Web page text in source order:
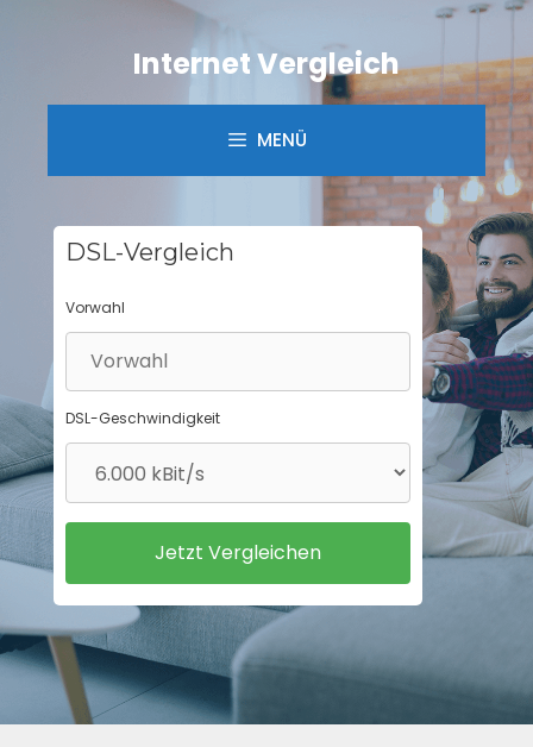
Internet Vergleich
MENÜ
DSL-Vergleich
Vorwahl
DSL-Geschwindigkeit